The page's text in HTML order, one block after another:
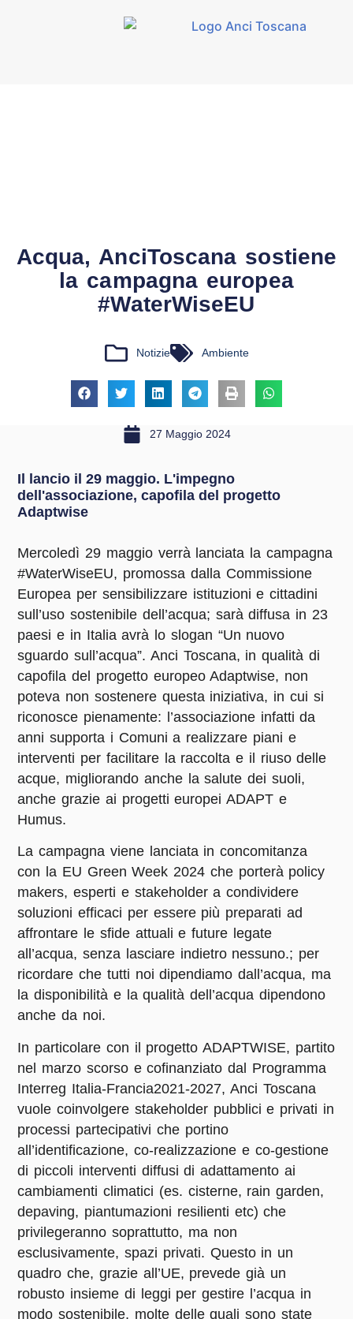
Acqua, AnciToscana sostiene
la campagna europea
#WaterWiseEU
Notizie Ambiente
27 Maggio 2024
Il lancio il 29 maggio. L'impegno
dell'associazione, capofila del progetto
Adaptwise
Mercoledì 29 maggio verrà lanciata la campagna
#WaterWiseEU, promossa dalla Commissione
Europea per sensibilizzare istituzioni e cittadini
sull’uso sostenibile dell’acqua; sarà diffusa in 23
paesi e in Italia avrà lo slogan “Un nuovo
sguardo sull’acqua”. Anci Toscana, in qualità di
capofila del progetto europeo Adaptwise, non
poteva non sostenere questa iniziativa, in cui si
riconosce pienamente: l’associazione infatti da
anni supporta i Comuni a realizzare piani e
interventi per facilitare la raccolta e il riuso delle
acque, migliorando anche la salute dei suoli,
anche grazie ai progetti europei ADAPT e
Humus.
La campagna viene lanciata in concomitanza
con la EU Green Week 2024 che porterà policy
makers, esperti e stakeholder a condividere
soluzioni efficaci per essere più preparati ad
affrontare le sfide attuali e future legate
all’acqua, senza lasciare indietro nessuno.; per
ricordare che tutti noi dipendiamo dall’acqua, ma
la disponibilità e la qualità dell’acqua dipendono
anche da noi.
In particolare con il progetto ADAPTWISE, partito
nel marzo scorso e cofinanziato dal Programma
Interreg Italia-Francia2021-2027, Anci Toscana
vuole coinvolgere stakeholder pubblici e privati in
processi partecipativi che portino
all’identificazione, co-realizzazione e co-gestione
di piccoli interventi diffusi di adattamento ai
cambiamenti climatici (es. cisterne, rain garden,
depaving, piantumazioni resilienti etc) che
privilegeranno soprattutto, ma non
esclusivamente, spazi privati. Questo in un
quadro che, grazie all’UE, prevede già un
robusto insieme di leggi per gestire l’acqua in
modo sostenibile, molte delle quali sono state